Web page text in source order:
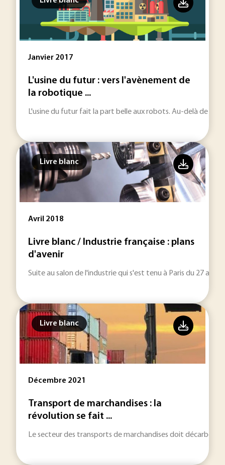
Janvier 2017
L'usine du futur : vers l'avènement de
la robotique ...
L'usine du futur fait la part belle aux robots. Au-delà de
Livre blanc
Avril 2018
Livre blanc / Industrie française : plans
d'avenir
Suite au salon de l'industrie qui s'est tenu à Paris du 27 au
Livre blanc
Décembre 2021
Transport de marchandises : la
révolution se fait ...
Le secteur des transports de marchandises doit